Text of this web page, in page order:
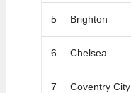
5 Brighton
6 Chelsea
7 Coventry City